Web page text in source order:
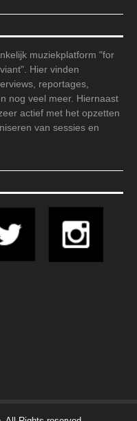
muziekplatform "for
Hier vinden
reportages,
nog veel meer. Hiernaast
actief met het opzetten
van sessies en